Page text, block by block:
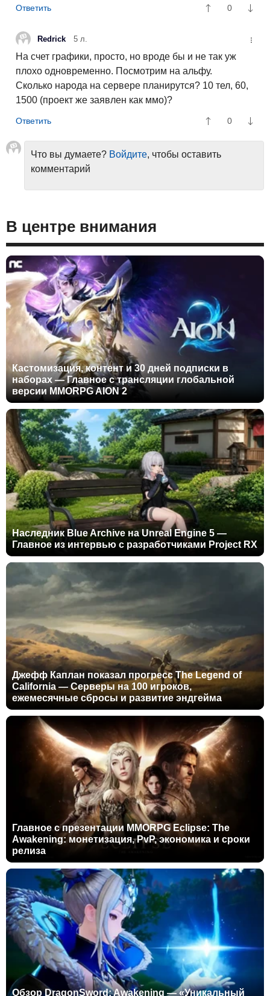
0
Redrick 5 л.
На счет графики, просто, но вроде бы и не так уж
плохо одновременно. Посмотрим на альфу.
Сколько народа на сервере планирутся? 10 тел, 60,
1500 (проект же заявлен как ммо)?
0
Что вы думаете? Войдите, чтобы оставить
комментарий
В центре внимания
Кастомизация, контент и 30 дней подписки в
наборах — Главное с трансляции глобальной
версии MMORPG AION 2
Наследник Blue Archive на Unreal Engine 5 —
Главное из интервью с разработчиками Project RX
Джефф Каплан показал прогресс The Legend of
California — Серверы на 100 игроков,
ежемесячные сбросы и развитие эндгейма
Главное с презентации MMORPG Eclipse: The
Awakening: монетизация, PvP, экономика и сроки
релиза
Обзор DragonSword: Awakening — «Уникальный